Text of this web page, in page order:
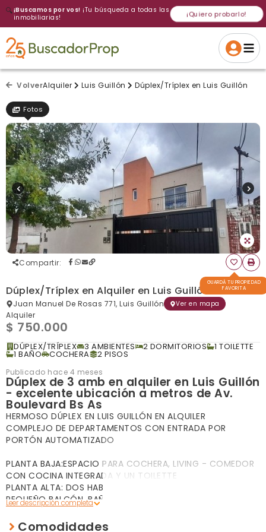
🔍¡Buscamos por vos! ¡Tu búsqueda a todas las
inmobiliarias!
¡Quiero probarlo!
Cancelar Si, eliminar
Gracias
Volver a intentar
Crear alerta
¡Si, enviar a todos!
VolverAlquiler Luis Guillón Dúplex/Tríplex en Luis Guillón
Fotos
Compartir:
GUARDÁ TU PROPIEDAD
FAVORITA
Dúplex/Tríplex en Alquiler en Luis Guillón
Juan Manuel De Rosas 771, Luis Guillón Ver en mapa
Alquiler
$ 750.000
DÚPLEX/TRÍPLEX 3 AMBIENTES 2 DORMITORIOS 1 TOILETTE
1 BAÑO COCHERA 2 PISOS
Publicado hace 4 meses
Dúplex de 3 amb en alquiler en Luis Guillón
- excelente ubicación a metros de Av.
Boulevard Bs As
HERMOSO DÚPLEX EN LUIS GUILLÓN EN ALQUILER
COMPLEJO DE DEPARTAMENTOS CON ENTRADA POR
PORTÓN AUTOMATIZADO
PLANTA BAJA:ESPACIO PARA COCHERA, LIVING - COMEDOR
CON COCINA INTEGRADA Y UN TOILETTE
PLANTA ALTA: DOS HABITACIONES CON PLACARD Y
PEQUEÑO BALCÓN, BAÑO Y LAVADERO
LA PROPIEDAD CUENTA CON TODOS LOS SERVICIOS Y SE
Comodidades